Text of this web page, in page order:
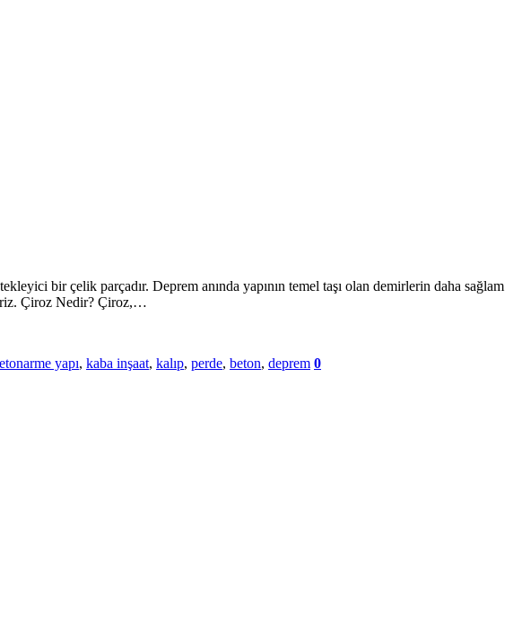
bir çelik parçadır. Deprem anında yapının temel taşı olan demirlerin daha sağlam
Çiroz Nedir? Çiroz,…
yapı, kaba inşaat, kalıp, perde, beton, deprem 0